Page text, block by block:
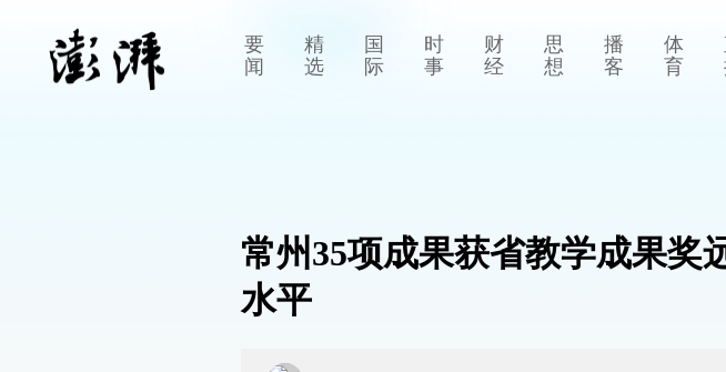
要
闻
精
选
国
际
时
事
财
经
思
想
播
客
体
育
常州35项成果获省教学成果奖
水平